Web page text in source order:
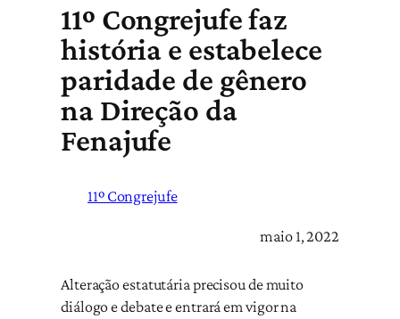
11º Congrejufe faz
história e estabelece
paridade de gênero
na Direção da
Fenajufe
11º Congrejufe
maio 1, 2022
Alteração estatutária precisou de muito
diálogo e debate e entrará em vigor na